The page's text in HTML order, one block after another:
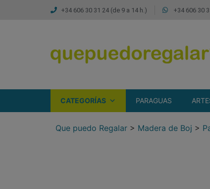
+34 606 30 31 24 (de 9 a 14 h.) +34 606 30
CATEGORÍAS PARAGUAS
Que puedo Regalar > Madera de Boj >